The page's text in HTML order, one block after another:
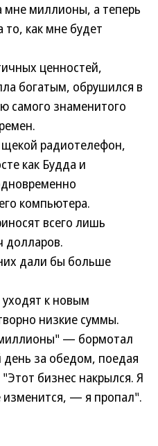
миллионы, а теперь
то, как мне будет
ценностей,
богатым, обрушился в
самого знаменитого
радиотелефон,
как Будда и
компьютера.
всего лишь
долларов.
дали бы больше
к новым
низкие суммы.
— бормотал
за обедом, поедая
бизнес накрылся. Я
изменится, — я пропал".